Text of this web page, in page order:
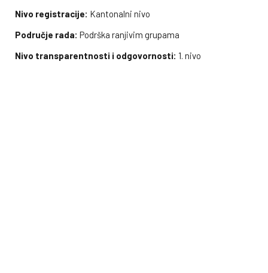
Nivo registracije: Kantonalni nivo
Područje rada: Podrška ranjivim grupama
Nivo transparentnosti i odgovornosti: 1. nivo